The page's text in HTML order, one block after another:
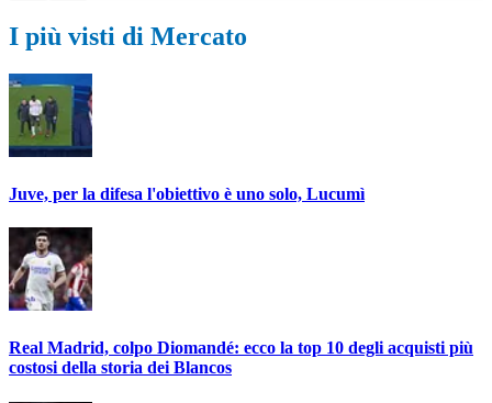
I più visti di Mercato
Juve, per la difesa l'obiettivo è uno solo, Lucumì
Real Madrid, colpo Diomandé: ecco la top 10 degli acquisti più
costosi della storia dei Blancos